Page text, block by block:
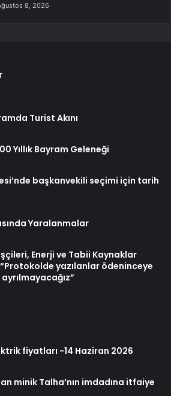
8, 2026
Turist Akını
Yıllık Bayram Geleneği
başkanvekili seçimi için tarih
Yaralanmalar
Enerji ve Tabii Kaynaklar
“Protokolde yazılanlar ödeninceye
fiyatları -14 Haziran 2026
minik Talha’nın imdadına itfaiye